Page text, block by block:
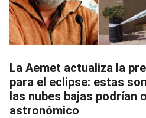
La Aemet actualiza la
para el eclipse: estas
las nubes bajas podrían
astronómico